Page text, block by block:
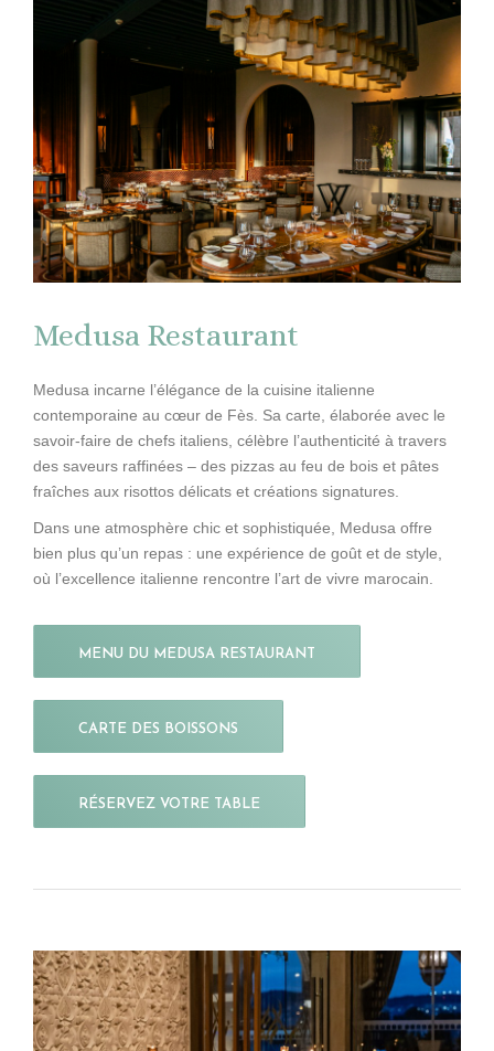
Medusa Restaurant
Medusa incarne l’élégance de la cuisine italienne
contemporaine au cœur de Fès. Sa carte, élaborée avec le
savoir-faire de chefs italiens, célèbre l’authenticité à travers
des saveurs raffinées – des pizzas au feu de bois et pâtes
fraîches aux risottos délicats et créations signatures.
Dans une atmosphère chic et sophistiquée, Medusa offre
bien plus qu’un repas : une expérience de goût et de style,
où l’excellence italienne rencontre l’art de vivre marocain.
MENU DU MEDUSA RESTAURANT
CARTE DES BOISSONS
RÉSERVEZ VOTRE TABLE